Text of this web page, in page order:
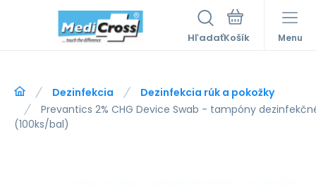
Hľadať Menu
Dezinfekcia
Dezinfekcia rúk a pokožky
Prevantics 2% CHG Device Swab - tampóny
(100ks/bal)